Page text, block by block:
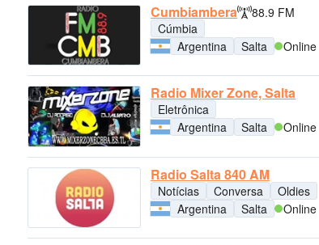
Cumbiambera
88.9 FM
Cúmbia
Argentina
Salta Online
Radio Mixer Zone, Salta
Eletrônica
Argentina
Salta Online
Radio Salta 840 AM
Notícias Conversa
Oldies
Argentina
Salta Online